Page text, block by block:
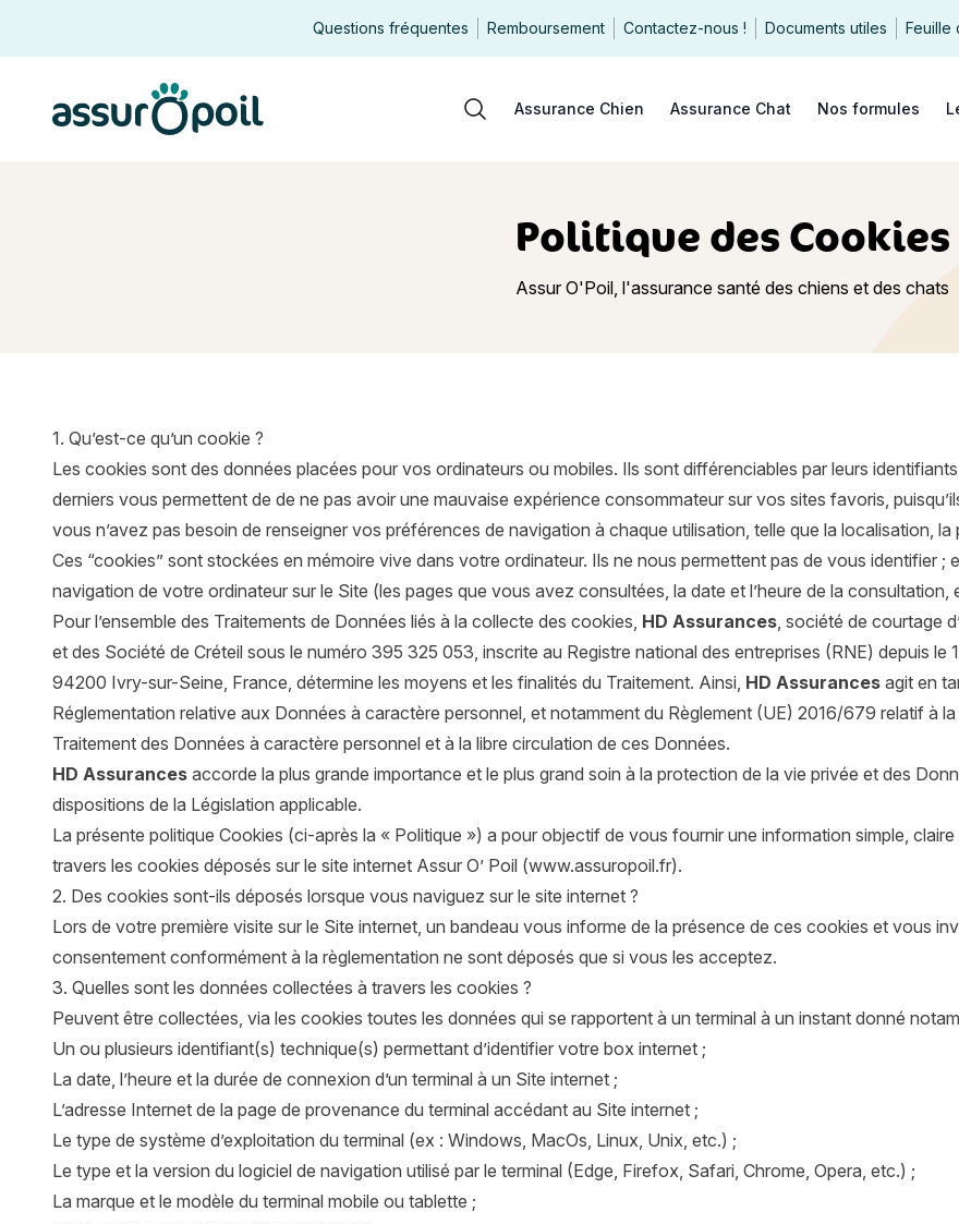
Questions fréquentes Remboursement Contactez-nous ! Documents utiles Feuille
Rechercher
Assurance Chien Assurance Chat Nos formules
Politique des Cookies
Assur O'Poil, l'assurance santé des chiens et des chats
1. Qu’est-ce qu’un cookie ?
Les cookies sont des données placées pour vos ordinateurs ou mobiles. Ils sont différenciables par leurs
derniers vous permettent de de ne pas avoir une mauvaise expérience consommateur sur vos sites favoris,
vous n’avez pas besoin de renseigner vos préférences de navigation à chaque utilisation, telle que la localisation,
Ces “cookies” sont stockées en mémoire vive dans votre ordinateur. Ils ne nous permettent pas de vous identifier ;
navigation de votre ordinateur sur le Site (les pages que vous avez consultées, la date et l’heure de la
Pour l’ensemble des Traitements de Données liés à la collecte des cookies, HD Assurances, société de courtage
et des Société de Créteil sous le numéro 395 325 053, inscrite au Registre national des entreprises (RNE) depuis le
94200 Ivry-sur-Seine, France, détermine les moyens et les finalités du Traitement. Ainsi, HD Assurances agit en
Réglementation relative aux Données à caractère personnel, et notamment du Règlement (UE) 2016/679 relatif à
Traitement des Données à caractère personnel et à la libre circulation de ces Données.
HD Assurances accorde la plus grande importance et le plus grand soin à la protection de la vie privée et des
dispositions de la Législation applicable.
La présente politique Cookies (ci-après la « Politique ») a pour objectif de vous fournir une information simple,
travers les cookies déposés sur le site internet Assur O’ Poil (www.assuropoil.fr).
2. Des cookies sont-ils déposés lorsque vous naviguez sur le site internet ?
Lors de votre première visite sur le Site internet, un bandeau vous informe de la présence de ces cookies et vous
consentement conformément à la règlementation ne sont déposés que si vous les acceptez.
3. Quelles sont les données collectées à travers les cookies ?
Peuvent être collectées, via les cookies toutes les données qui se rapportent à un terminal à un instant donné
Un ou plusieurs identifiant(s) technique(s) permettant d’identifier votre box internet ;
La date, l’heure et la durée de connexion d’un terminal à un Site internet ;
L’adresse Internet de la page de provenance du terminal accédant au Site internet ;
Le type de système d’exploitation du terminal (ex : Windows, MacOs, Linux, Unix, etc.) ;
Le type et la version du logiciel de navigation utilisé par le terminal (Edge, Firefox, Safari, Chrome, Opera, etc.) ;
La marque et le modèle du terminal mobile ou tablette ;